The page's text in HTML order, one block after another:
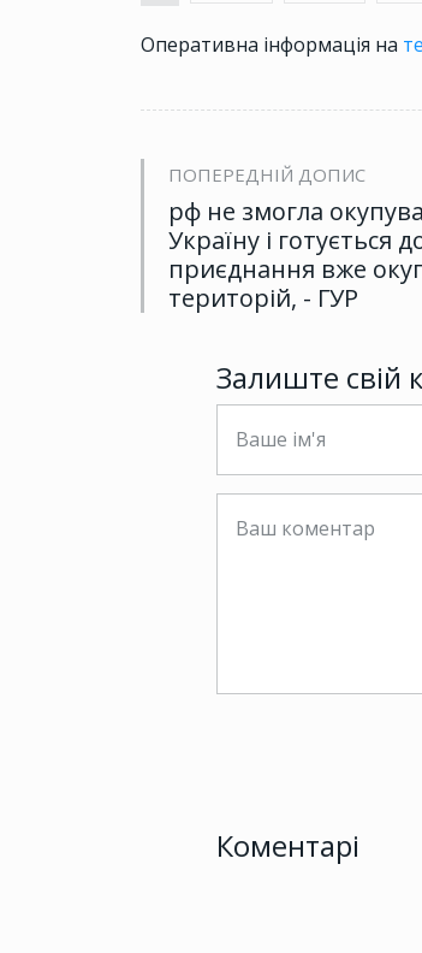
Оперативна інформація на
ПОПЕРЕДНІЙ ДОПИС
рф не змогла
Україну і готується
приєднання вже
територій, - ГУР
Залиште свій
Коментарі